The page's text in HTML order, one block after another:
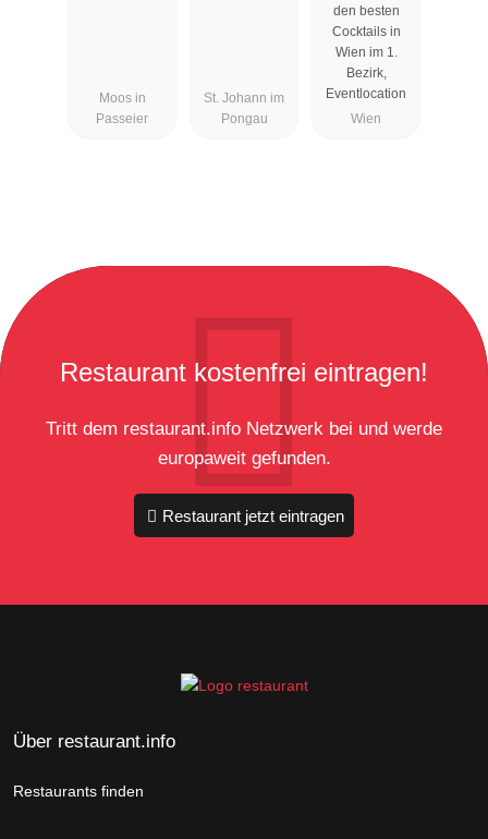
Moos in
Passeier
St. Johann im
Pongau
den besten
Cocktails in
Wien im 1.
Bezirk,
Eventlocation
Wien
Restaurant kostenfrei eintragen!
Tritt dem restaurant.info Netzwerk bei und werde
europaweit gefunden.
Restaurant jetzt eintragen
Über restaurant.info
Restaurants finden